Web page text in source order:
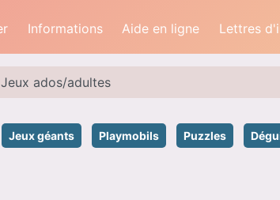
Informations Aide en ligne Lettres
Jeux ados/adultes
Jeux géants Playmobils Puzzles